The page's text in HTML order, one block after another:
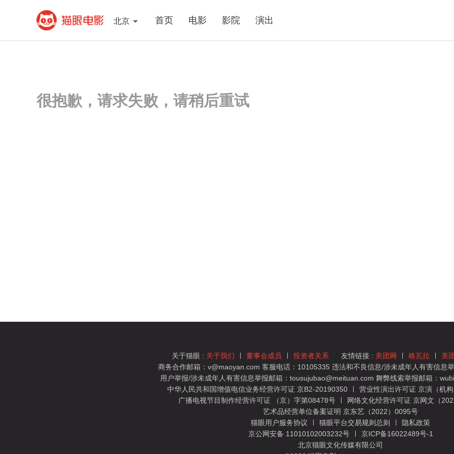
北京 首页 电影 影院 演出
很抱歉，请求失败，请稍后重试
关于猫眼 : 关于我们 董事会成员 投资者关系 友情链接 : 美团网 格瓦拉 美
商务合作邮箱：v@maoyan.com 客服电话：10105335 违法和不良信息/涉未成年人有害信息
用户举报/涉未成年人有害信息举报邮箱：tousujubao@meituan.com 舞弊线索举报邮箱：
中华人民共和国增值电信业务经营许可证 京B2-20190350
营业性演出许可证 京演（机
广播电视节目制作经营许可证 （京）字第08478号
网络文化经营许可证 京网文（
艺术品经营单位备案证明 京东艺（2022）0095号
猫眼用户服务协议
猫眼平台交易规则总则
隐私政策
京公网安备 11010102003232号
京ICP备16022489号-1
北京猫眼文化传媒有限公司